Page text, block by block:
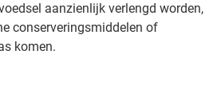
aanzienlijk verlengd worden,
conserveringsmiddelen of
komen.